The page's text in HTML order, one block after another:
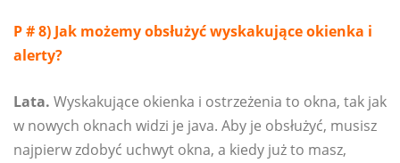
P # 8) Jak możemy obsłużyć wyskakujące okienka i
alerty?
Lata. Wyskakujące okienka i ostrzeżenia to okna, tak jak
w nowych oknach widzi je java. Aby je obsłużyć, musisz
najpierw zdobyć uchwyt okna, a kiedy już to masz,